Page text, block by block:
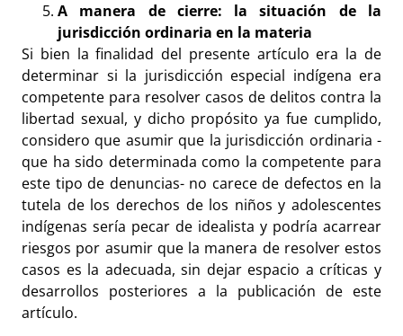
A manera de cierre: la situación de la
jurisdicción ordinaria en la materia
Si bien la finalidad del presente artículo era la de
determinar si la jurisdicción especial indígena era
competente para resolver casos de delitos contra la
libertad sexual, y dicho propósito ya fue cumplido,
considero que asumir que la jurisdicción ordinaria -
que ha sido determinada como la competente para
este tipo de denuncias- no carece de defectos en la
tutela de los derechos de los niños y adolescentes
indígenas sería pecar de idealista y podría acarrear
riesgos por asumir que la manera de resolver estos
casos es la adecuada, sin dejar espacio a críticas y
desarrollos posteriores a la publicación de este
artículo.